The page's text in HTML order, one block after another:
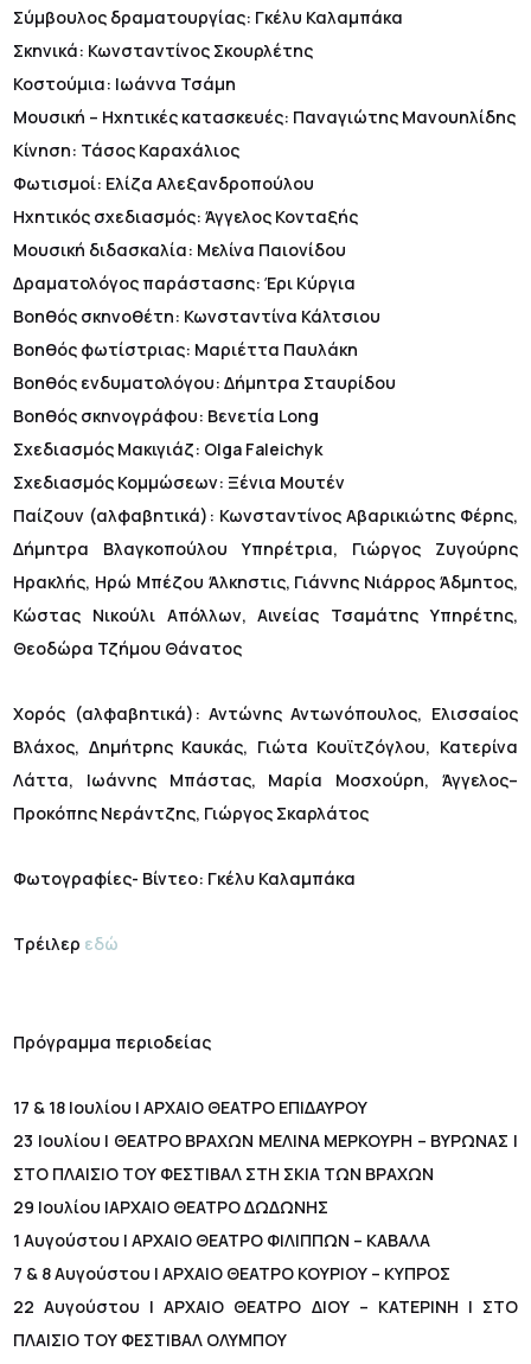
Σύμβουλος δραματουργίας: Γκέλυ Καλαμπάκα
Σκηνικά: Κωνσταντίνος Σκουρλέτης
Κοστούμια: Ιωάννα Τσάμη
Μουσική – Ηχητικές κατασκευές: Παναγιώτης Μανουηλίδης
Κίνηση: Τάσος Καραχάλιος
Φωτισμοί: Ελίζα Αλεξανδροπούλου
Ηχητικός σχεδιασμός: Άγγελος Κονταξής
Μουσική διδασκαλία: Μελίνα Παιονίδου
Δραματολόγος παράστασης: Έρι Κύργια
Βοηθός σκηνοθέτη: Κωνσταντίνα Κάλτσιου
Βοηθός φωτίστριας: Μαριέττα Παυλάκη
Βοηθός ενδυματολόγου: Δήμητρα Σταυρίδου
Βοηθός σκηνογράφου: Βενετία Long
Σχεδιασμός Μακιγιάζ: Olga Faleichyk
Σχεδιασμός Κομμώσεων: Ξένια Μουτέν
Παίζουν (αλφαβητικά): Κωνσταντίνος Αβαρικιώτης Φέρης,
Δήμητρα Βλαγκοπούλου Υπηρέτρια, Γιώργος Ζυγούρης
Ηρακλής, Ηρώ Μπέζου Άλκηστις, Γιάννης Νιάρρος Άδμητος,
Κώστας Νικούλι Απόλλων, Αινείας Τσαμάτης Υπηρέτης,
Θεοδώρα Τζήμου Θάνατος
Χορός (αλφαβητικά): Αντώνης Αντωνόπουλος, Ελισσαίος
Βλάχος, Δημήτρης Καυκάς, Γιώτα Κουϊτζόγλου, Κατερίνα
Λάττα, Ιωάννης Μπάστας, Μαρία Μοσχούρη, Άγγελος–
Προκόπης Νεράντζης, Γιώργος Σκαρλάτος
Φωτογραφίες- Βίντεο: Γκέλυ Καλαμπάκα
Τρέιλερ εδώ
Πρόγραμμα περιοδείας
17 & 18 Ιουλίου | ΑΡΧΑΙΟ ΘΕΑΤΡΟ ΕΠΙΔΑΥΡΟΥ
23 Ιουλίου | ΘΕΑΤΡΟ ΒΡΑΧΩΝ ΜΕΛΙΝΑ ΜΕΡΚΟΥΡΗ – ΒΥΡΩΝΑΣ |
ΣΤΟ ΠΛΑΙΣΙΟ ΤΟΥ ΦΕΣΤΙΒΑΛ ΣΤΗ ΣΚΙΑ ΤΩΝ ΒΡΑΧΩΝ
29 Ιουλίου |ΑΡΧΑΙΟ ΘΕΑΤΡΟ ΔΩΔΩΝΗΣ
1 Αυγούστου | ΑΡΧΑΙΟ ΘΕΑΤΡΟ ΦΙΛΙΠΠΩΝ – ΚΑΒΑΛΑ
7 & 8 Αυγούστου | ΑΡΧΑΙΟ ΘΕΑΤΡΟ ΚΟΥΡΙΟΥ – ΚΥΠΡΟΣ
22 Αυγούστου | ΑΡΧΑΙΟ ΘΕΑΤΡΟ ΔΙΟΥ – ΚΑΤΕΡΙΝΗ | ΣΤΟ
ΠΛΑΙΣΙΟ ΤΟΥ ΦΕΣΤΙΒΑΛ ΟΛΥΜΠΟΥ